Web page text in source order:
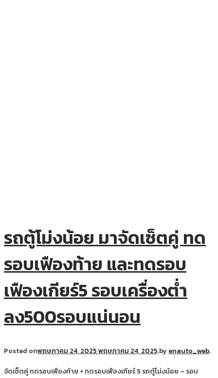
รถตู้โม่งน้อย มาจัดเซ็ตคู่ ทด
รอบเฟืองท้าย และทดรอบ
เฟืองเกียร์5 รอบเครื่องต่ำ
ลง500รอบแน่นอน
Posted onพฤษภาคม 24, 2025พฤษภาคม 24, 2025.by enauto_web.
จัดเซ็ตคู่ ทดรอบเฟืองท้าย + ทดรอบเฟืองเกียร์ 5 รถตู้โม่งน้อย – รอบ